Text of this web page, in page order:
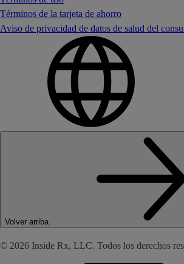
Términos de la tarjeta de ahorro
Aviso de privacidad de datos de salud del
Volver arriba
© 2026 Inside Rx, LLC. Todos los derechos